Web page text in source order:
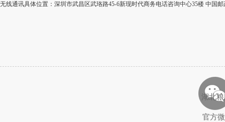
无线通讯具体位置：深圳市武昌区武珞路45-6新现时代商务电话咨询中心35楼 中国
湖北
官方